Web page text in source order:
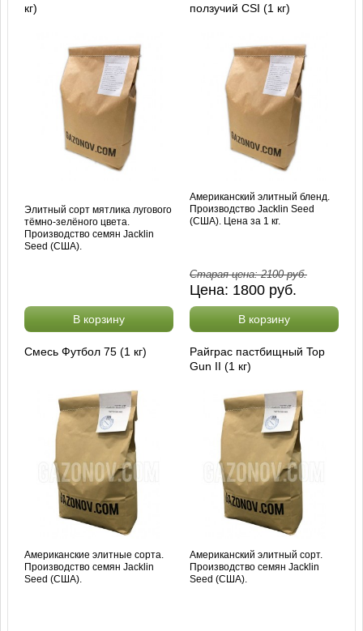
кг)
Элитный сорт мятлика лугового
тёмно-зелёного цвета.
Производство семян Jacklin
Seed (США).
В корзину
ползучий CSI (1 кг)
Американский элитный бленд.
Производство Jacklin Seed
(США). Цена за 1 кг.
Старая цена:2100руб.
Цена: 1800 руб.
В корзину
Смесь Футбол 75 (1 кг)
Американские элитные сорта.
Производство семян Jacklin
Seed (США).
Райграс пастбищный Top
Gun II (1 кг)
Американский элитный сорт.
Производство семян Jacklin
Seed (США).